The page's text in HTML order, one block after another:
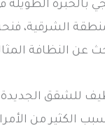
بالخبرة
الشرقية،
عن النظافة
للشقق الجديدة
الكثير من